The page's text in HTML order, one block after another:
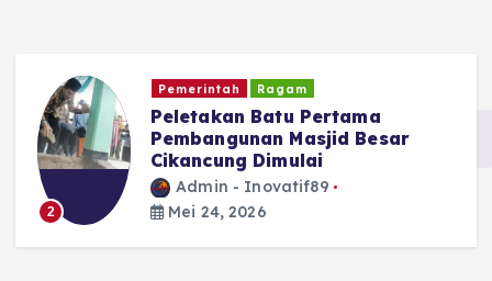
Kriminal dan Hukum
Diduga Edarkan Tembakau
Sintetis, Seorang Pria di
Diamankan Polisi
Admin - Inovatif89
Mei 24, 2026